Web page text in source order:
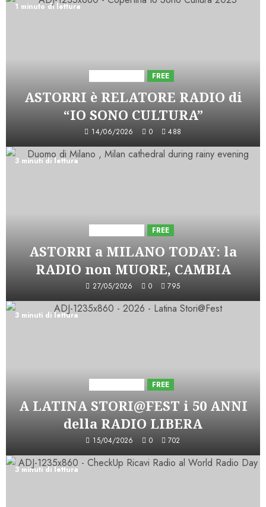
1 minuto di lettura
FREE
ASTORRI è RELATORE RADIO di
“IO SONO CULTURA”
14/06/2026 0 488
3 minuti di lettura
FREE
ASTORRI a MILANO TODAY: la
RADIO non MUORE, CAMBIA
27/05/2026 0 795
3 minuti di lettura
FREE
A LATINA STORI@FEST i 50 ANNI
della RADIO LIBERA
15/04/2026 0 702
3 minuti di lettura